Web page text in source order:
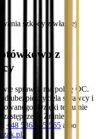
szkody z własnej
z
sprawca ma polisę OC.
ubezpieczyciela sprawcy i
Dzięki temu nie
zastępcze w Żninie.
+48 536 565 565 albo
.